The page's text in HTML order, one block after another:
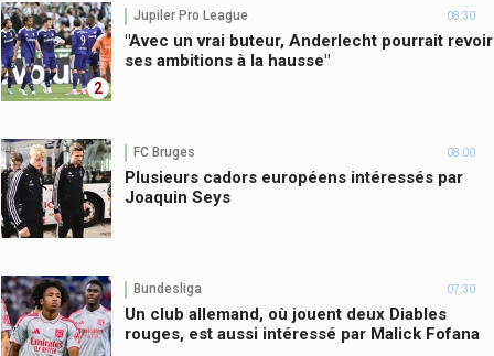
2
Jupiler Pro League 08:30
"Avec un vrai buteur, Anderlecht pourrait revoir
ses ambitions à la hausse"
FC Bruges 08:00
Plusieurs cadors européens intéressés par
Joaquin Seys
Bundesliga 07:30
Un club allemand, où jouent deux Diables
rouges, est aussi intéressé par Malick Fofana